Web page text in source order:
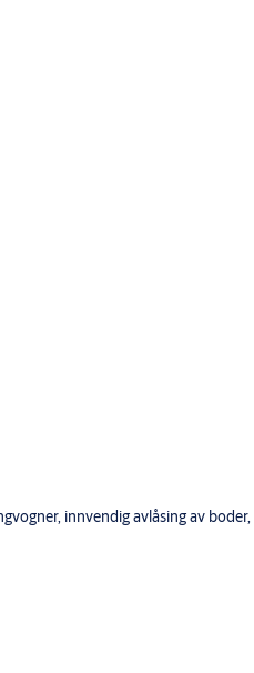
innvendig avlåsing av